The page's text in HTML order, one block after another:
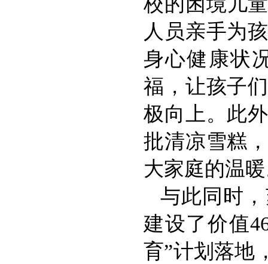
人员亲手为
身心健康状
福，让孩子
极向上。此
批清凉雪糕
大家庭的温
与此同时
建设了价值
育”计划落地